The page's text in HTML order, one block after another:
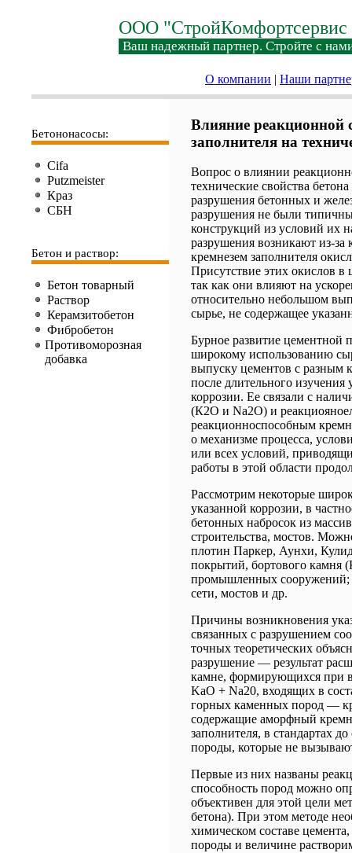
ООО "СтройКомфортсервис
Ваш надежный партнер. Стройте с
О компании | Наши
Бетононасосы:
Cifa
Putzmeister
Краз
СБН
Бетон и раствор:
Бетон товарный
Раствор
Керамзитобетон
Фибробетон
Противоморозная
добавка
Влияние реакционной
заполнителя на
Вопрос о влиянии
технические свойства
разрушения бетонных и
разрушения не были
конструкций из условий их
разрушения возникают из-за
кремнезем заполнителя
Присутствие этих окислов в
так как они влияют на
относительно небольшом
сырье, не содержащее
Бурное развитие цементной
широкому использованию
выпуску цементов с разным
после длительного
коррозии. Ее связали с
(К2О и Na2O) и
реакционноспособным
о механизме процесса,
или всех условий,
работы в этой области
Рассмотрим некоторые
указанной коррозии, в
бетонных набросок из
строительства, мостов.
плотин Паркер, Аунхи,
покрытий, бортового камня
промышленных сооружений;
сети, мостов и др.
Причины возникновения
связанных с разрушением
точных теоретических
разрушение — результат
камне, формирующихся при
KaO + Na20, входящих в
горных каменных пород —
содержащие аморфный
заполнителя, в стандартах
породы, которые не
Первые из них названы
способность пород можно
объективен для этой цели
бетона). При этом методе
химическом составе
породы и величине